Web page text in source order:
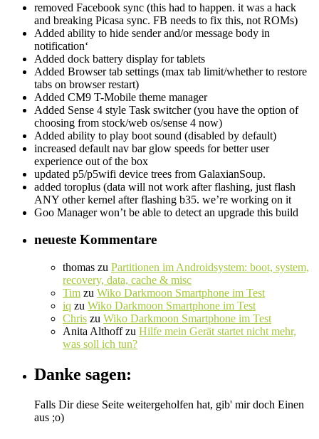
removed Facebook sync (this had to happen. it was a hack
and breaking Picasa sync. FB needs to fix this, not ROMs)
Added ability to hide sender and/or message body in
notification‘
Added dock battery display for tablets
Added Browser tab settings (max tab limit/whether to restore
tabs on browser restart)
Added CM9 T-Mobile theme manager
Added Sense 4 style Task switcher (you have the option of
choosing from stock/web os/sense 4 now)
Added ability to play boot sound (disabled by default)
increased default nav bar glow speeds for better user
experience out of the box
updated p5/p5wifi device trees from GalaxianSoup.
added toroplus (data will not work after flashing, just flash
ANY other kernel after flashing b35. we’re working on it
Goo Manager won’t be able to detect an upgrade this build
neueste Kommentare
thomas zu Partitionen im Androidsystem: boot, system,
recovery, data, cache & misc
Tim zu Wiko Darkmoon Smartphone im Test
iq zu Wiko Darkmoon Smartphone im Test
Chris zu Wiko Darkmoon Smartphone im Test
Anita Althoffzu Hilfe mein Gerät startet nicht mehr,
was soll ich tun?
Danke sagen:
Falls Dir diese Seite weitergeholfen hat, gib' mir doch Einen
aus ;o)